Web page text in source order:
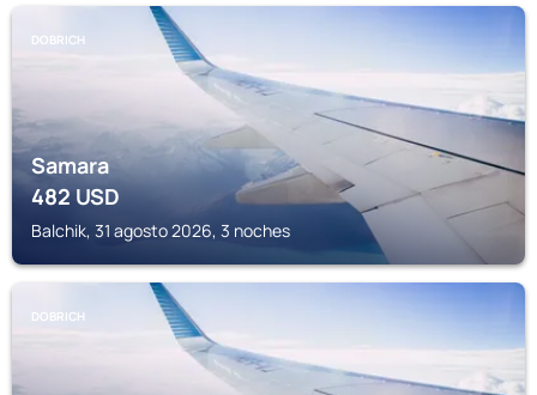
DOBRICH
Samara
482USD
Balchik, 31 agosto 2026, 3 noches
DOBRICH